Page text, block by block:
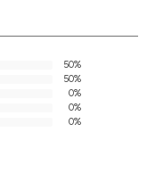
50%
50%
0%
0%
0%